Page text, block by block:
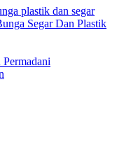
plastik dan segar
Segar Dan Plastik